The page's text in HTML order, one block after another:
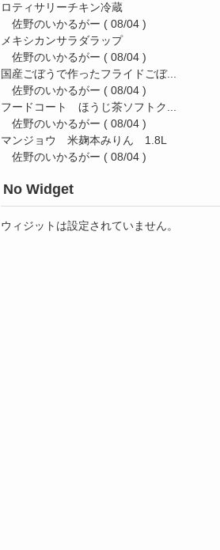
ロティサリーチキン冷蔵
佐野のいかるがー ( 08/04 )
メキシカンサラダラップ
佐野のいかるがー ( 08/04 )
国産ごぼうで作ったフライドごぼ...
佐野のいかるがー ( 08/04 )
フードコート ほうじ茶ソフトク...
佐野のいかるがー ( 08/04 )
マンジョウ 米麹本みりん 1.8L
佐野のいかるがー ( 08/04 )
No Widget
ウィジットは設定されていません。